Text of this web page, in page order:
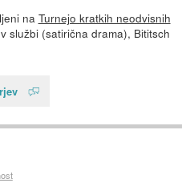
na Turnejo kratkih neodvisnih
službi (satirična drama), Bititsch